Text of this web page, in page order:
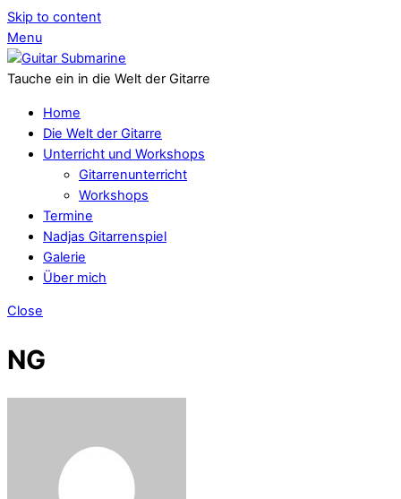
Skip to content
Menu
Tauche ein in die Welt der Gitarre
Home
Die Welt der Gitarre
Unterricht und Workshops
Gitarrenunterricht
Workshops
Termine
Nadjas Gitarrenspiel
Galerie
Über mich
Close
NG